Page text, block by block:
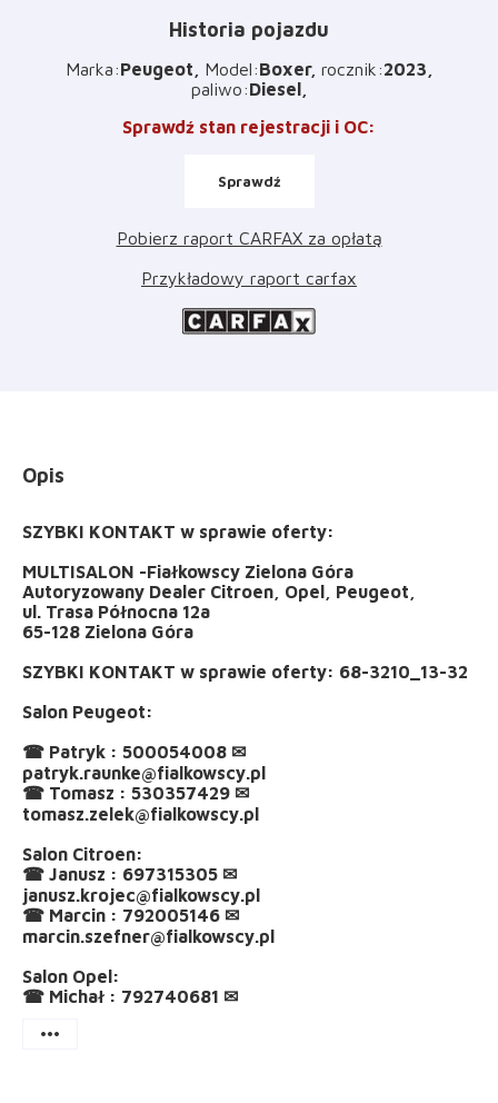
Historia pojazdu
Marka:Peugeot Model:Boxer rocznik:2023
paliwo:Diesel
Sprawdź stan rejestracji i OC:
Sprawdź
Pobierz raport CARFAX za opłatą
Przykładowy raport carfax
Opis
SZYBKI KONTAKT w sprawie oferty:
MULTISALON -Fiałkowscy Zielona Góra
Autoryzowany Dealer Citroen, Opel, Peugeot,
ul. Trasa Północna 12a
65-128 Zielona Góra
SZYBKI KONTAKT w sprawie oferty: 68-3210_13-32
Salon Peugeot:
☎ Patryk : 500054008 ✉
patryk.raunke@fialkowscy.pl
☎ Tomasz : 530357429 ✉
tomasz.zelek@fialkowscy.pl
Salon Citroen:
☎ Janusz : 697315305 ✉
janusz.krojec@fialkowscy.pl
☎ Marcin : 792005146 ✉
marcin.szefner@fialkowscy.pl
Salon Opel:
☎ Michał : 792740681 ✉
more_horiz